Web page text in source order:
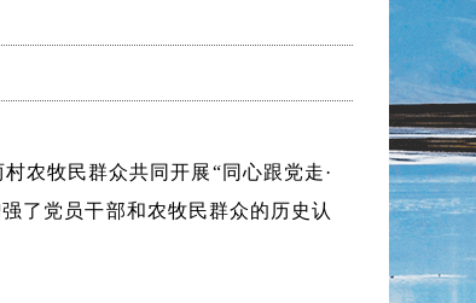
农牧民群众共同开展“同心跟党走·
了党员干部和农牧民群众的历史认